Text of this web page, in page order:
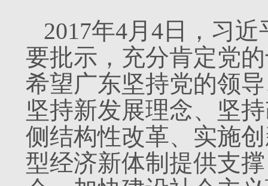
2017年4月4日，习
要批示，充分肯定党
希望广东坚持党的领
坚持新发展理念、坚
侧结构性改革、实施
型经济新体制提供支